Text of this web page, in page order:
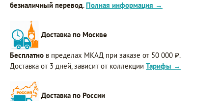
безналичный перевод. Полная информация →
Доставка по Москве
Бесплатно в пределах МКАД при заказе от 50 000 ₽.
Доставка от 3 дней, зависит от коллекции Тарифы →
Доставка по России